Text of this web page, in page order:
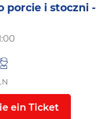
porcie i stoczni -
ein Ticket